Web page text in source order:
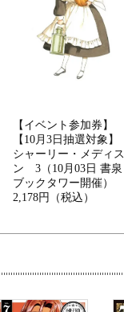
【イベント参加券】
【10月3日抽選対象】
シャーリー・メディス
ン 3（10月03日 書泉
ブックタワー開催）
2,178円（税込）